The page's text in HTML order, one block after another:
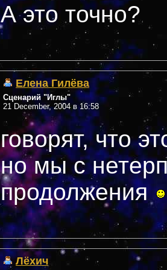
А это точно?
Елена Гилёва
Сценарий "Иглы"
21 December, 2004 в 16:58
говорят, что
но мы с
продолжения
Лёхич